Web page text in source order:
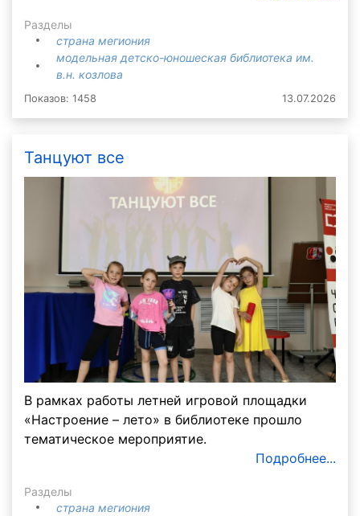
Разделы
страна мегиония
модельная детско-юношеская библиотека им.
в.н. козлова
Показов: 1458 13.07.2026
Танцуют все
В рамках работы летней игровой площадки
«Настроение – лето» в библиотеке прошло
тематическое мероприятие.
Подробнее...
Разделы
страна мегиония